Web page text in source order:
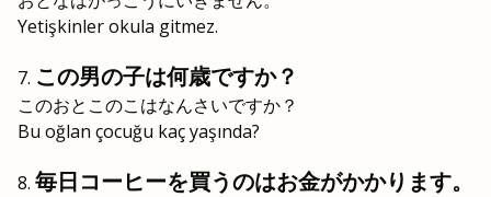
Yetişkinler okula gitmez.
この男の子は何歳ですか？
このおとこのこはなんさいですか？
Bu oğlan çocuğu kaç yaşında?
毎日コーヒーを買うのはお金がかかります。